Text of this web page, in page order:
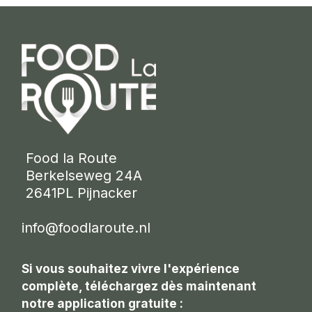
Food la Route
Berkelseweg 24A
2641PL Pijnacker
info@foodlaroute.nl
Si vous souhaitez vivre l'expérience
complète, téléchargez dès maintenant
notre application gratuite :